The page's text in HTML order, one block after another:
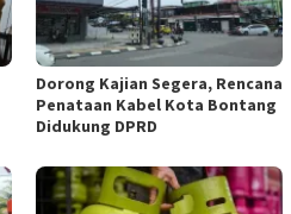
Dorong Kajian Segera, Rencana
Penataan Kabel Kota Bontang
Didukung DPRD